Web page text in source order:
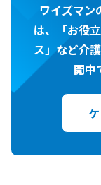
ワイズマン
は、「お役
ス」など介
開中